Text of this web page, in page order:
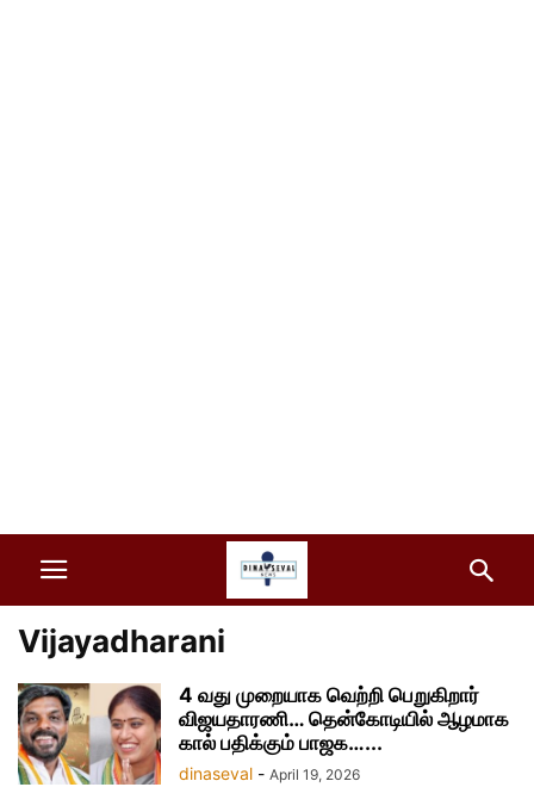
Vijayadharani
4 வது முறையாக வெற்றி பெறுகிறார்
விஜயதாரணி… தென்கோடியில் ஆழமாக
கால் பதிக்கும் பாஜக…...
dinaseval - April 19, 2026